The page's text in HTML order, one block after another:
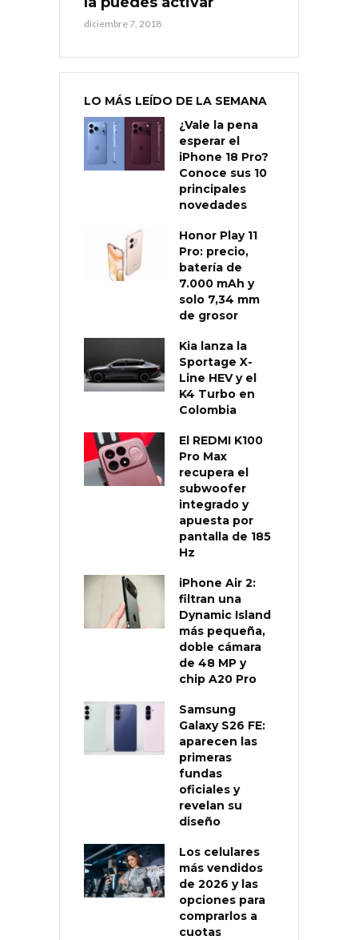
diciembre 7, 2018
LO MÁS LEÍDO DE LA SEMANA
¿Vale la pena
esperar el
iPhone 18 Pro?
Conoce sus 10
principales
novedades
Honor Play 11
Pro: precio,
batería de
7.000 mAh y
solo 7,34 mm
de grosor
Kia lanza la
Sportage X-
Line HEV y el
K4 Turbo en
Colombia
El REDMI K100
Pro Max
recupera el
subwoofer
integrado y
apuesta por
pantalla de 185
Hz
iPhone Air 2:
filtran una
Dynamic Island
más pequeña,
doble cámara
de 48 MP y
chip A20 Pro
Samsung
Galaxy S26 FE:
aparecen las
primeras
fundas
oficiales y
revelan su
diseño
Los celulares
más vendidos
de 2026 y las
opciones para
comprarlos a
cuotas